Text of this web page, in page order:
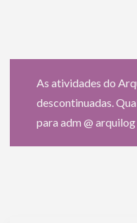
As atividades do
descontinuadas.
para adm @ arquilog